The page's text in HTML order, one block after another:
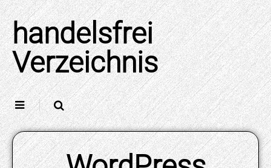
Skip
to
content
handelsfrei
Verzeichnis